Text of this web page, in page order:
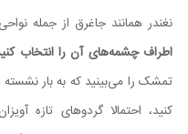
نغندر همانند جاغرق از جمله
اطراف چشمه‌های آن را انتخاب
تمشک را می‌بینید که به بار نشسته
کنید، احتمالا گردوهای تازه